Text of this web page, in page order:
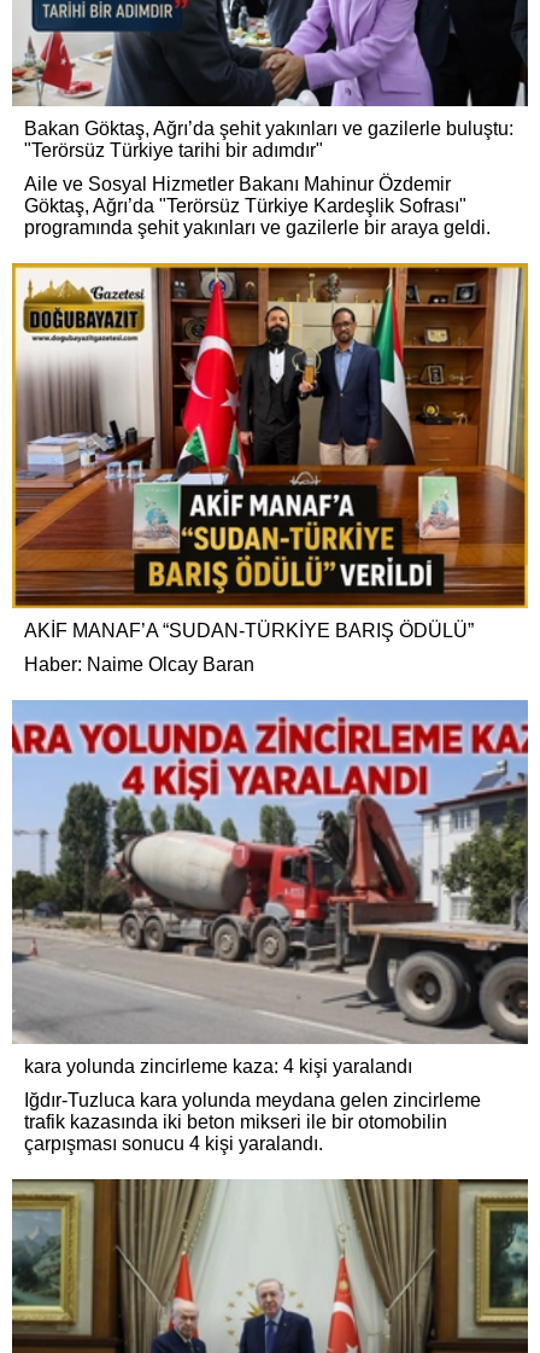
Bakan Göktaş, Ağrı’da şehit yakınları ve gazilerle buluştu:
"Terörsüz Türkiye tarihi bir adımdır"
Aile ve Sosyal Hizmetler Bakanı Mahinur Özdemir
Göktaş, Ağrı’da "Terörsüz Türkiye Kardeşlik Sofrası"
programında şehit yakınları ve gazilerle bir araya geldi.
AKİF MANAF’A “SUDAN-TÜRKİYE BARIŞ ÖDÜLÜ”
Haber: Naime Olcay Baran
kara yolunda zincirleme kaza: 4 kişi yaralandı
Iğdır-Tuzluca kara yolunda meydana gelen zincirleme
trafik kazasında iki beton mikseri ile bir otomobilin
çarpışması sonucu 4 kişi yaralandı.